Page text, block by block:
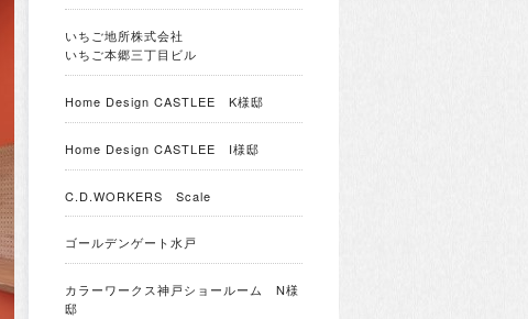
いちご地所株式会社
いちご本郷三丁目ビル
Home Design CASTLEE K様邸
Home Design CASTLEE I様邸
C.D.WORKERS Scale
ゴールデンゲート水戸
カラーワークス神戸ショールーム N様
邸